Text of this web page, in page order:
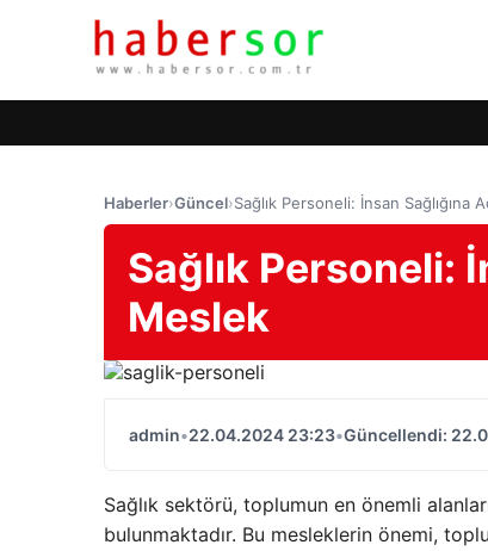
Haberler›Güncel›Sağlık Personeli: İnsan Sağlığına
Sağlık Personeli:
Meslek
admin•22.04.2024 23:23•Güncellendi:
Sağlık sektörü, toplumun en önemli
bulunmaktadır. Bu mesleklerin önemi,